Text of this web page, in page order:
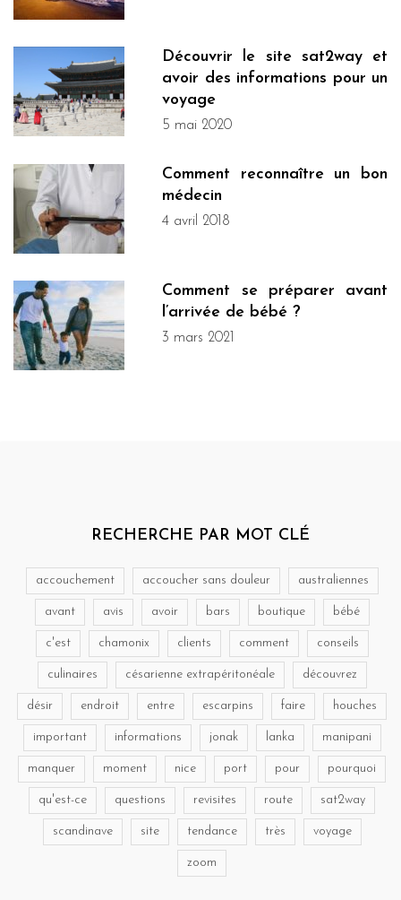
Découvrir le site sat2way et
avoir des informations pour un
voyage
5 mai 2020
Comment reconnaître un bon
médecin
4 avril 2018
Comment se préparer avant
l’arrivée de bébé ?
3 mars 2021
RECHERCHE PAR MOT CLÉ
accouchement accoucher sans douleur australiennes
avant avis avoir bars boutique bébé
c'est chamonix clients comment conseils
culinaires césarienne extrapéritonéale découvrez
désir endroit entre escarpins faire houches
important informations jonak lanka manipani
manquer moment nice port pour pourquoi
qu'est-ce questions revisites route sat2way
scandinave site tendance très voyage
zoom